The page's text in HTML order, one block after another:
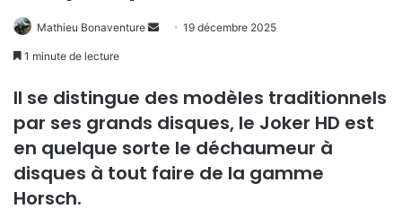
Mathieu Bonaventure
Envoyer19 décembre 2025
1 minute de lecture
Il se distingue des modèles traditionnels
par ses grands disques, le Joker HD est
en quelque sorte le déchaumeur à
disques à tout faire de la gamme
Horsch.